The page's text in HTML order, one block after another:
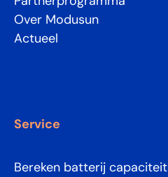
Over Modusun
Actueel
Service
Bereken batterij capaciteit